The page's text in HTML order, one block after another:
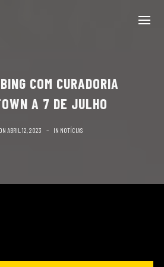
COM CURADORIA
A 7 DE JULHO
ABRIL 12, 2023 IN NOTÍCIAS